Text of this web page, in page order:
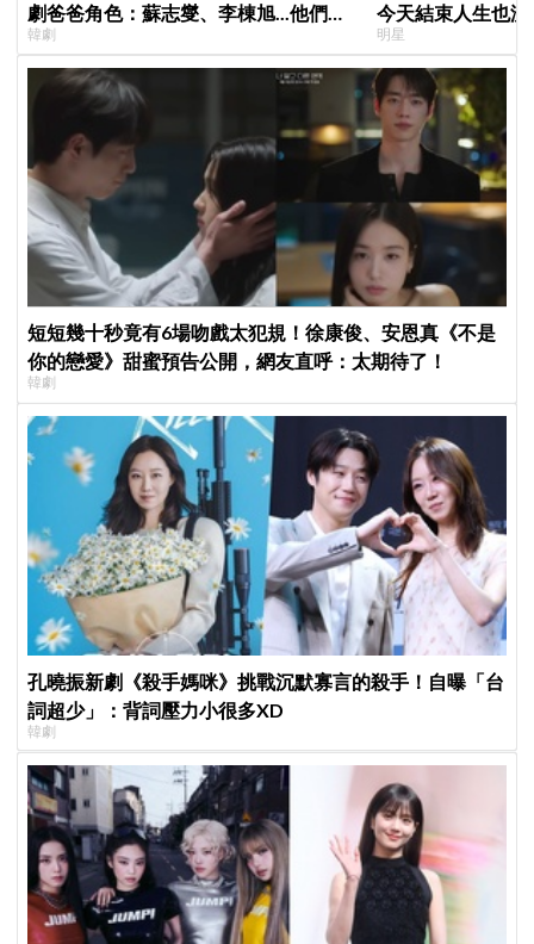
劇爸爸角色：蘇志燮、李棟旭...他們連
命都可以不要
韓劇
今天結束人生也
YouTube重拾生
明星
短短幾十秒竟有6場吻戲太犯規！徐康俊、安恩真《不是
你的戀愛》甜蜜預告公開，網友直呼：太期待了！
韓劇
孔曉振新劇《殺手媽咪》挑戰沉默寡言的殺手！自曝「台
詞超少」：背詞壓力小很多XD
韓劇